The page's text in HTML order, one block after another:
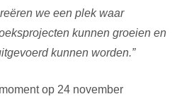
we een plek waar
kunnen groeien en
kunnen worden.”
op 24 november